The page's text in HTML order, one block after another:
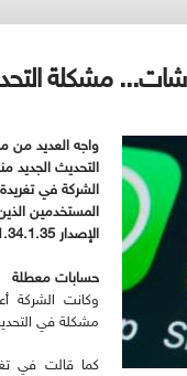
مشكلة
واجه العديد
التحديث الجديد
الشركة في
المستخدمين
الإصدار 11.34.1.35 في "آبل ستور
حسابات معطلة
وكانت الشركة
مشكلة في
كما قالت في